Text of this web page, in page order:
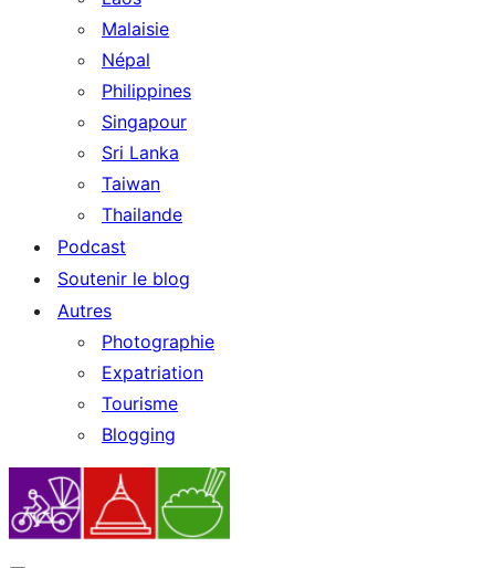
Malaisie
Népal
Philippines
Singapour
Sri Lanka
Taiwan
Thailande
Podcast
Soutenir le blog
Autres
Photographie
Expatriation
Tourisme
Blogging